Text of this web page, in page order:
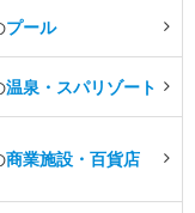
プール
温泉・スパリゾート
商業施設・百貨店